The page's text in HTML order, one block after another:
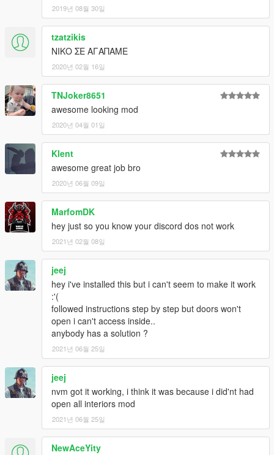
2019년 08월 30일
tzatzikis
ΝΙΚΟ ΣΕ ΑΓΑΠΑΜΕ
2020년 02월 16일
TNJoker8651
awesome looking mod
2020년 04월 01일
Klent
awesome great job bro
2020년 06월 09일
MarfomDK
hey just so you know your discord dos not work
2021년 02월 08일
jeej
hey i've installed this but i can't seem to make it work
:'(
followed instructions step by step but doors won't
open i can't access inside..
anybody has a solution ?
2021년 06월 25일
jeej
nvm got it working, i think it was because i did'nt had
open all interiors mod
2021년 06월 25일
NewAceYity